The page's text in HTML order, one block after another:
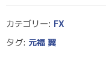
カテゴリー: FX
タグ: 元福 翼